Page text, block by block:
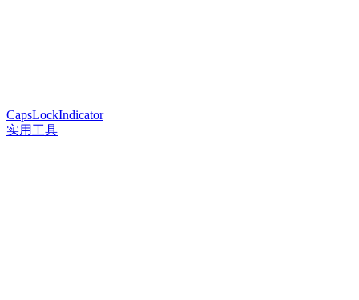
CapsLockIndicator
实用工具